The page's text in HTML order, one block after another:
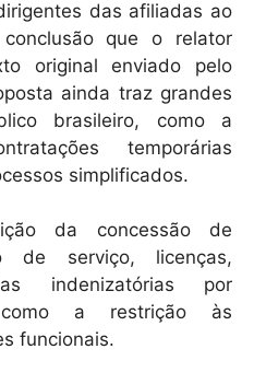
das afiliadas ao
que o relator
original enviado pelo
ainda traz grandes
brasileiro, como a
temporárias
simplificados.
da concessão de
de serviço, licenças,
indenizatórias por
como a restrição às
funcionais.